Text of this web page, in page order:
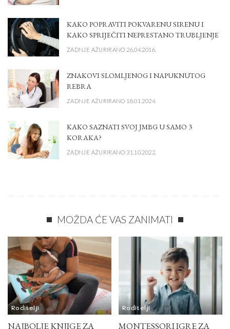
KAKO POPRAVITI POKVARENU SIRENU I
KAKO SPRIJEČITI NEPRESTANO TRUBLJENJE
ZADNJE AŽURIRANO 26.04.2016.
ZNAKOVI SLOMLJENOG I NAPUKNUTOG
REBRA
ZADNJE AŽURIRANO 18.01.2024.
KAKO SAZNATI SVOJ JMBG U SAMO 3
KORAKA?
ZADNJE AŽURIRANO 31.10.2022.
MOŽDA ĆE VAS ZANIMATI
Roditelji
NAJBOLJE KNJIGE ZA
Roditelji
MONTESSORI IGRE ZA